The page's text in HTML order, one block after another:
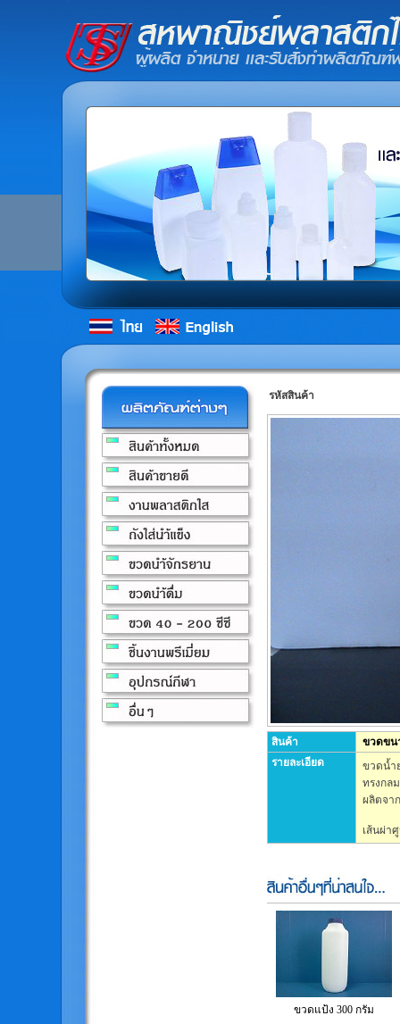
รหัสสินค้า
สินค้า
ขวดขน
รายละเอียด
ขวดน้ำ
ทรงกล
ผลิตจา
เส้นผ่า
ขวดแป้ง 300 กรัม